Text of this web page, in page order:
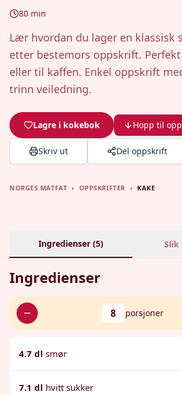
80 min
Lær hvordan du lager en klassisk
etter bestemors oppskrift.
eller til kaffen. Enkel oppskrift
trinn veiledning.
Lagre i kokebok Hopp til
Skriv ut Del oppskrift
NORGES MATFAT › OPPSKRIFTER › KAKE
Ingredienser (5) Slik
Ingredienser
8 porsjoner
4.7 dl smør
7.1 dl hvitt sukker